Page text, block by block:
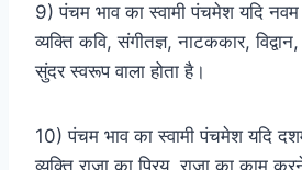
9) पंचम भाव का स्वामी पंचमेश यदि नवम
व्यक्ति कवि, संगीतज्ञ, नाटककार, विद्वान,
सुंदर स्वरूप वाला होता है।
10) पंचम भाव का स्वामी पंचमेश यदि